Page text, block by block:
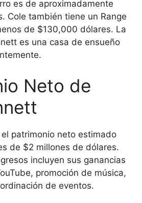
es de aproximadamente
Cole también tiene un Range
de $130,000 dólares. La
es una casa de ensueño
Neto de
patrimonio neto estimado
de $2 millones de dólares.
incluyen sus ganancias
promoción de música,
de eventos.